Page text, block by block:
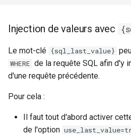
Injection de valeurs avec
Le mot-clé {sql_last_value}
WHERE de la requête SQL afin d'y
d'une requête précédente.
Pour cela :
Il faut tout d'abord activer
de l'option